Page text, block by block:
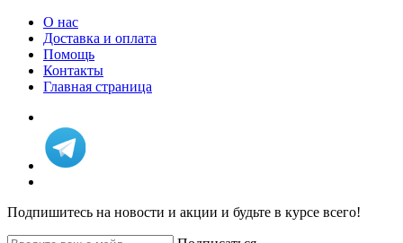
О нас
Доставка и оплата
Помощь
Контакты
Главная страница
Подпишитесь на новости и акции и будьте в курсе всего!